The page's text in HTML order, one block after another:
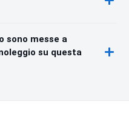
sono messe a
su questa